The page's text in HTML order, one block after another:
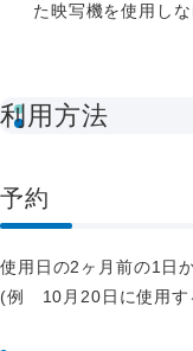
た映写機を使用し
利用方法
予約
使用日の2ヶ月前の1日
(例 10月20日に使用す